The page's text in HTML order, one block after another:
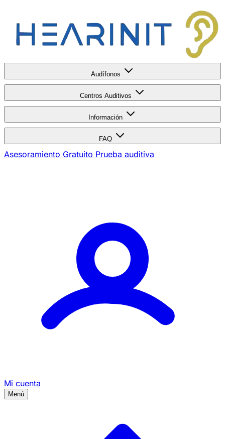
Audífonos
Centros Auditivos
Información
FAQ
Asesoramiento Gratuito Prueba auditiva
Mi cuenta
Menú